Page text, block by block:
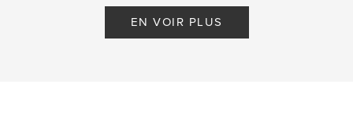
EN VOIR PLUS